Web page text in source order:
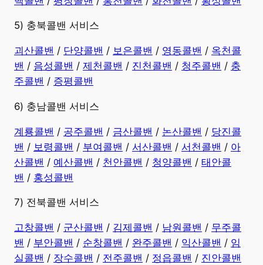
5) 충북콜밴 서비스
괴산콜밴 / 단양콜밴 / 보은콜밴 / 영동콜밴 / 옥천콜
밴 / 음성콜밴 / 제천콜밴 / 진천콜밴 / 청주콜밴 / 충
주콜밴 / 증평콜밴
6) 충남콜밴 서비스
계룡콜밴 / 공주콜밴 / 금산콜밴 / 논산콜밴 / 당진콜
밴 / 보령콜밴 / 부여콜밴 / 서산콜밴 / 서천콜밴 / 아
산콜밴 / 예산콜밴 / 천안콜밴 / 청양콜밴 / 태안콜
밴 / 홍성콜밴
7) 전북콜밴 서비스
고창콜밴 / 군산콜밴 / 김제콜밴 / 남원콜밴 / 무주콜
밴 / 부안콜밴 / 순창콜밴 / 완주콜밴 / 익산콜밴 / 임
실콜밴 / 장수콜밴 / 전주콜밴 / 정읍콜밴 / 진안콜밴